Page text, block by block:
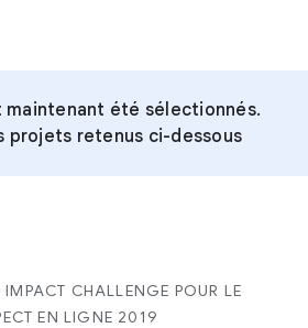
maintenant été sélectionnés.
projets retenus ci-dessous
CHALLENGE POUR LE
EN LIGNE 2019